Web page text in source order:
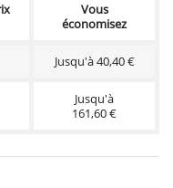
Vous
économisez
Jusqu'à 40,40 €
Jusqu'à
161,60 €